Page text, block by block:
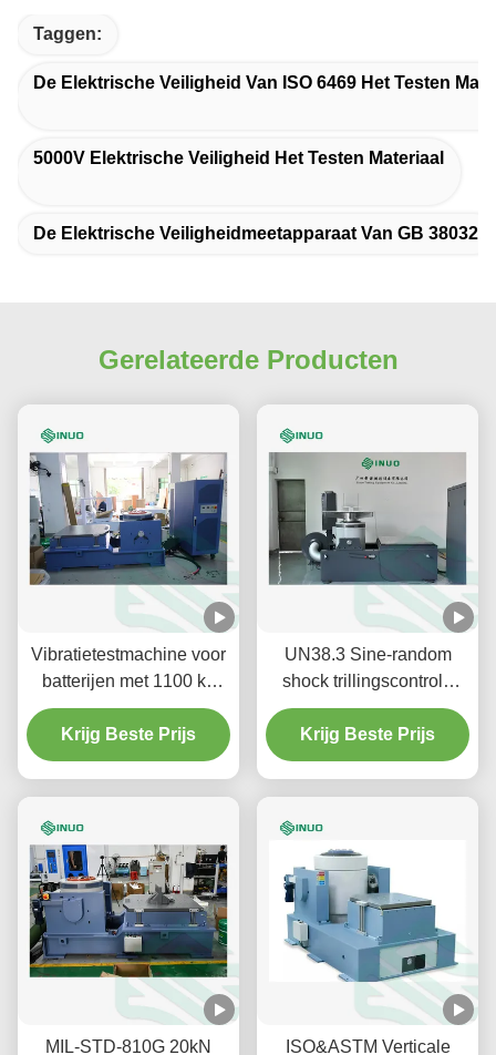
Taggen:
De Elektrische Veiligheid Van ISO 6469 Het Testen
5000V Elektrische Veiligheid Het Testen Materiaal
De Elektrische Veiligheidmeetapparaat Van GB 38032
Gerelateerde Producten
Vibratietestmachine voor
batterijen met 1100 kg
sinuskracht 100g
versnelling
Krijg Beste Prijs
UN38.3 Sine-random
shock trillingscontrole
Hoog efficiënte
trillingsshaker
Krijg Beste Prijs
MIL-STD-810G 20kN
ISO&ASTM Verticale